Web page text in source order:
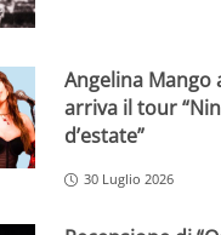
Angelina Mango
arriva il tour
d’estate”
30 Luglio 2026